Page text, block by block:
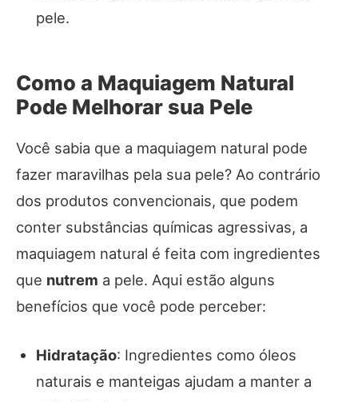
pele.
Como a Maquiagem Natural
Pode Melhorar sua Pele
Você sabia que a maquiagem natural pode
fazer maravilhas pela sua pele? Ao contrário
dos produtos convencionais, que podem
conter substâncias químicas agressivas, a
maquiagem natural é feita com ingredientes
que nutrem a pele. Aqui estão alguns
benefícios que você pode perceber:
Hidratação: Ingredientes como óleos
naturais e manteigas ajudam a manter a